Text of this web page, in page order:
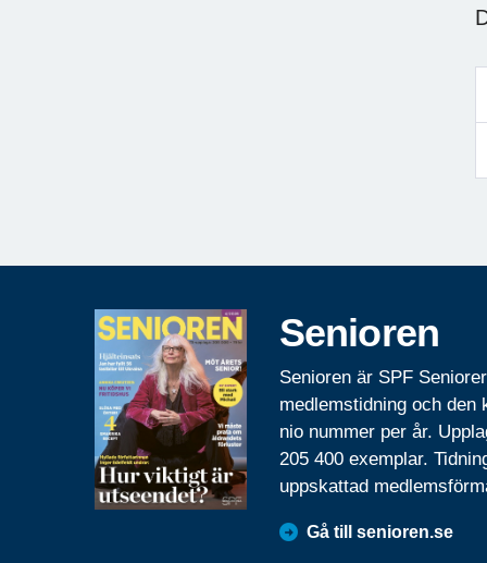
Senioren
Senioren är SPF
medlemstidning och den
nio nummer per år.
205 400 exemplar.
uppskattad
Gå till senioren.se